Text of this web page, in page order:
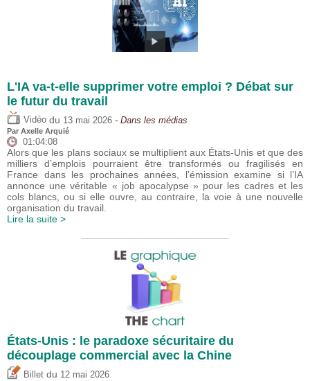
L'IA va-t-elle supprimer votre emploi ? Débat sur
le futur du travail
Vidéo du 13 mai 2026 - Dans les médias
Par Axelle Arquié
01:04:08
Alors que les plans sociaux se multiplient aux États-Unis et que des
milliers d’emplois pourraient être transformés ou fragilisés en
France dans les prochaines années, l’émission examine si l’IA
annonce une véritable « job apocalypse » pour les cadres et les
cols blancs, ou si elle ouvre, au contraire, la voie à une nouvelle
organisation du travail.
Lire la suite >
États-Unis : le paradoxe sécuritaire du
découplage commercial avec la Chine
Billet du 12 mai 2026